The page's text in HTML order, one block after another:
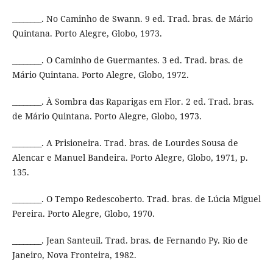
________. No Caminho de Swann. 9 ed. Trad. bras. de Mário
Quintana. Porto Alegre, Globo, 1973.
________. O Caminho de Guermantes. 3 ed. Trad. bras. de
Mário Quintana. Porto Alegre, Globo, 1972.
________. À Sombra das Raparigas em Flor. 2 ed. Trad. bras.
de Mário Quintana. Porto Alegre, Globo, 1973.
________. A Prisioneira. Trad. bras. de Lourdes Sousa de
Alencar e Manuel Bandeira. Porto Alegre, Globo, 1971, p.
135.
________. O Tempo Redescoberto. Trad. bras. de Lúcia Miguel
Pereira. Porto Alegre, Globo, 1970.
________. Jean Santeuil. Trad. bras. de Fernando Py. Rio de
Janeiro, Nova Fronteira, 1982.